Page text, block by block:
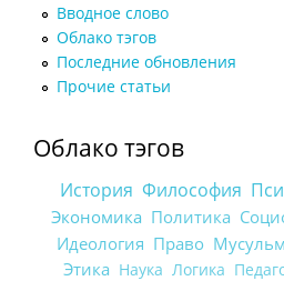
Вводное слово
Облако тэгов
Последние обновления
Прочие статьи
Облако тэгов
История Философия
Экономика Политика
Идеология Право
Этика Наука Логика